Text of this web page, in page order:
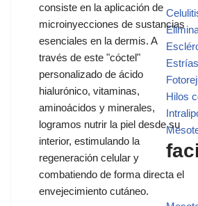
Estrías
Hilos
consiste en la aplicación de
microinyecciones de sustancias
esenciales en la dermis. A
través de este "cóctel"
personalizado de ácido
hialurónico, vitaminas,
aminoácidos y minerales,
logramos nutrir la piel desde su
interior, estimulando la
regeneración celular y
combatiendo de forma directa el
envejecimiento cutáneo.